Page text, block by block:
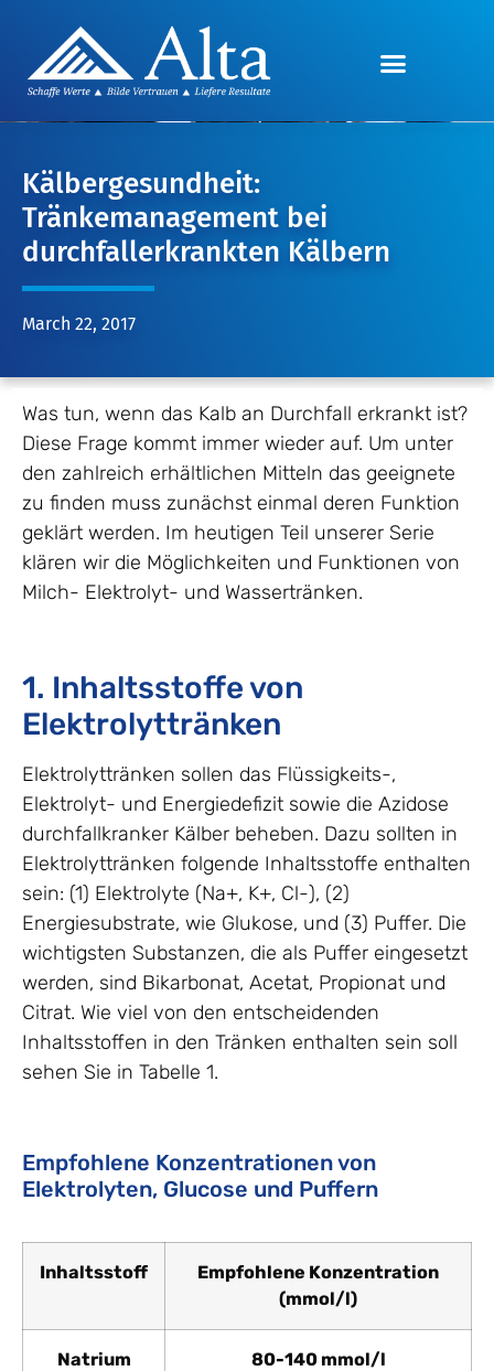
Kälbergesundheit:
Tränkemanagement bei
durchfallerkrankten Kälbern
March 22, 2017
Was tun, wenn das Kalb an Durchfall erkrankt ist?
Diese Frage kommt immer wieder auf. Um unter
den zahlreich erhältlichen Mitteln das geeignete
zu finden muss zunächst einmal deren Funktion
geklärt werden. Im heutigen Teil unserer Serie
klären wir die Möglichkeiten und Funktionen von
Milch- Elektrolyt- und Wassertränken.
1. Inhaltsstoffe von
Elektrolyttränken
Elektrolyttränken sollen das Flüssigkeits-,
Elektrolyt- und Energiedefizit sowie die Azidose
durchfallkranker Kälber beheben. Dazu sollten in
Elektrolyttränken folgende Inhaltsstoffe enthalten
sein: (1) Elektrolyte (Na+, K+, Cl-), (2)
Energiesubstrate, wie Glukose, und (3) Puffer. Die
wichtigsten Substanzen, die als Puffer eingesetzt
werden, sind Bikarbonat, Acetat, Propionat und
Citrat. Wie viel von den entscheidenden
Inhaltsstoffen in den Tränken enthalten sein soll
sehen Sie in Tabelle 1.
Empfohlene Konzentrationen von
Elektrolyten, Glucose und Puffern
Inhaltsstoff
Empfohlene Konzentration
(mmol/l)
Natrium
80-140 mmol/l